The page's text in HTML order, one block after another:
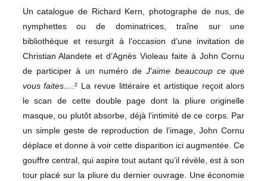
Un catalogue de Richard Kern, photographe de nus, de
nymphettes ou de dominatrices, traîne sur une
bibliothèque et resurgit à l’occasion d’une invitation de
Christian Alandete et d’Agnès Violeau faite à John Cornu
de participer à un numéro deJ’aime beaucoup ce que
vous faites… .² La revue littéraire et artistique reçoit alors
le scan de cette double page dont la pliure originelle
masque, ou plutôt absorbe, déjà l’intimité de ce corps. Par
un simple geste de reproduction de l’image, John Cornu
déplace et donne à voir cette disparition ici augmentée. Ce
gouffre central, qui aspire tout autant qu’il révèle, est à son
tour placé sur la pliure du dernier ouvrage. Une économie